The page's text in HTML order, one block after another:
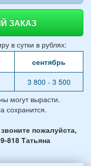
ЗАКАЗ
в сутки в рублях:
сентябрь
3 800 - 3 500
могут вырасти.
сохранится.
пожалуйста,
818 Татьяна